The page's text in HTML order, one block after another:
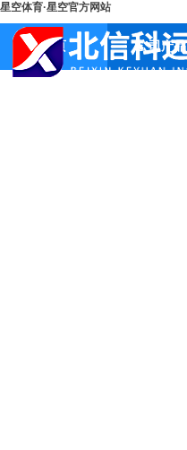
星空体育·星空官方网站
首页 公司产品